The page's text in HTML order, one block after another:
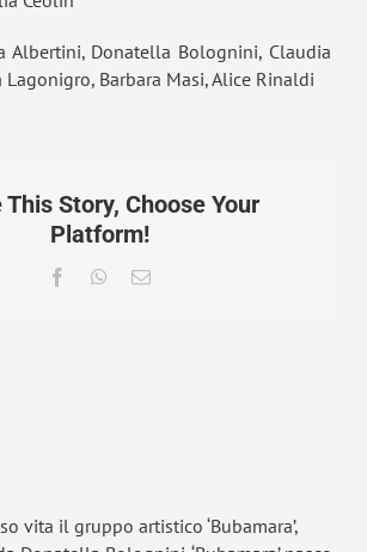
Ceolin
Albertini, Donatella Bolognini, Claudia
Barbara Masi, Alice Rinaldi
This Story, Choose Your
Platform!
FacebookWhatsApp
Email
vita il gruppo artistico ‘Bubamara’,